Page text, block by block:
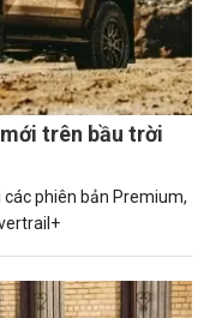
trên bầu trời
các phiên bản Premium,